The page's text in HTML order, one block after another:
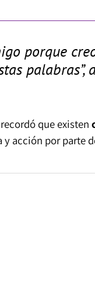
porque
palabras”,
que existen
acción por parte